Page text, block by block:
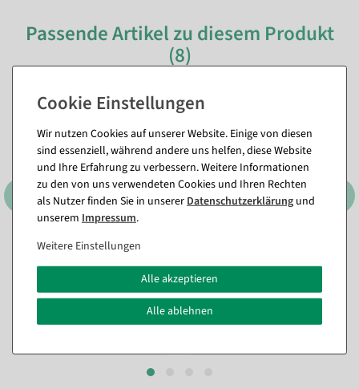
Passende Artikel zu diesem Produkt
(8)
Etikettierpistole Arrow 9 S,
Standard Nadel
11,84 €
5000 Stück
10,65 €
Wir nutzen Cookies auf unserer Website. Einige von diesen
sind essenziell, während andere uns helfen, diese Website
und Ihre Erfahrung zu verbessern. Weitere Informationen
zu den von uns verwendeten Cookies und Ihren Rechten
als Nutzer finden Sie in unsererDaten­schutz­erklärung und
unserem Impressum.
Weitere Einstellungen
Alle akzeptieren
Alle ablehnen